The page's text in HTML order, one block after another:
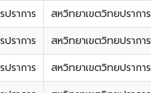
ราการ สหวิทยาเขตวิทยปราการ
ราการ สหวิทยาเขตวิทยปราการ
ราการ สหวิทยาเขตวิทยปราการ